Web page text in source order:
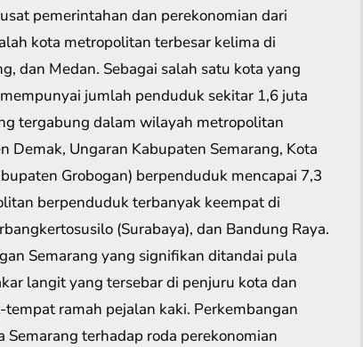
pemerintahan dan perekonomian dari
kota metropolitan terbesar kelima di
dan Medan. Sebagai salah satu kota yang
jumlah penduduk sekitar 1,6 juta
tergabung dalam wilayah metropolitan
Demak, Ungaran Kabupaten Semarang, Kota
Grobogan) berpenduduk mencapai 7,3
berpenduduk terbanyak keempat di
(Surabaya), dan Bandung Raya.
Semarang yang signifikan ditandai pula
langit yang tersebar di penjuru kota dan
ramah pejalan kaki. Perkembangan
terhadap roda perekonomian